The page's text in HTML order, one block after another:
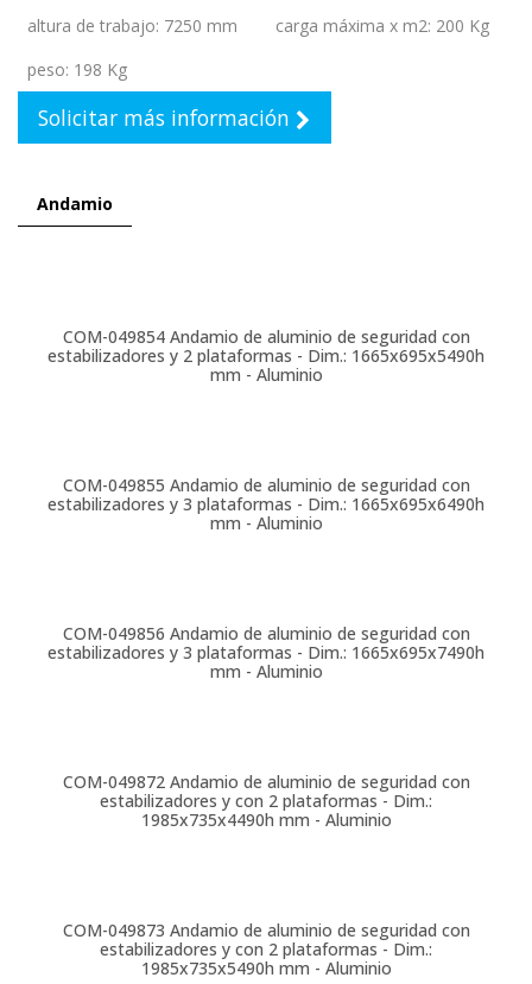
altura de trabajo: 7250 mm carga máxima x m2: 200 Kg
peso: 198 Kg
Solicitar más información
Andamio
COM-049854 Andamio de aluminio de seguridad con
estabilizadores y 2 plataformas - Dim.: 1665x695x5490h
mm - Aluminio
COM-049855 Andamio de aluminio de seguridad con
estabilizadores y 3 plataformas - Dim.: 1665x695x6490h
mm - Aluminio
COM-049856 Andamio de aluminio de seguridad con
estabilizadores y 3 plataformas - Dim.: 1665x695x7490h
mm - Aluminio
COM-049872 Andamio de aluminio de seguridad con
estabilizadores y con 2 plataformas - Dim.:
1985x735x4490h mm - Aluminio
COM-049873 Andamio de aluminio de seguridad con
estabilizadores y con 2 plataformas - Dim.:
1985x735x5490h mm - Aluminio